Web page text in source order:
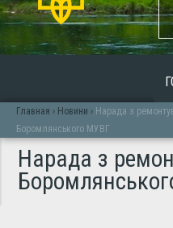
Главная › Новини › Нарада з
Боромлянського МУВГ
Нарада з